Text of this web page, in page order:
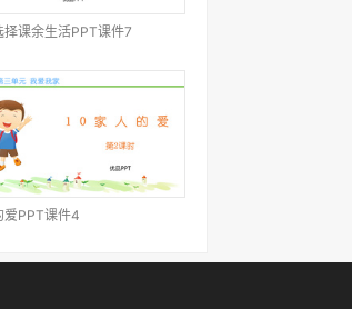
择课余生活PPT课件7
爱PPT课件4